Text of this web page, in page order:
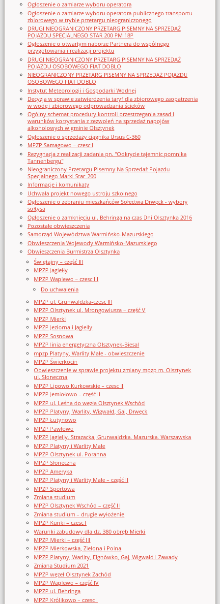
Ogłoszenie o zamiarze wyboru operatora
Ogłoszenie o zamiarze wyboru operatora publicznego transportu
zbiorowego w trybie przetargu nieograniczonego
DRUGI NIEOGRANICZONY PRZETARG PISEMNY NA SPRZEDAŻ
POJAZDU SPECJALNEGO STAR 200 PM 18P
Ogłoszenie o otwartym naborze Partnera do wspólnego
przygotowania i realizacji projektu
DRUGI NIEOGRANICZONY PRZETARG PISEMNY NA SPRZEDAŻ
POJAZDU OSOBOWEGO FIAT DOBLO
NIEOGRANICZONY PRZETARG PISEMNY NA SPRZEDAŻ POJAZDU
OSOBOWEGO FIAT DOBLO
Instytut Meteorologii i Gospodarki Wodnej
Decyzja w sprawie zatwierdzenia taryf dla zbiorowego zaopatrzenia
w wodę i zbiorowego odprowadzania ścieków
Ogólny schemat procedury kontroli przestrzegania zasad i
warunków korzystania z zezwoleń na sprzedaż napojów
alkoholowych w gminie Olsztynek
Ogłoszenie o sprzedaży ciągnika Ursus C-360
MPZP Samagowo – czesc I
Rezygnacja z realizacji zadania pn. "Odkrycie tajemnic pomnika
Tannenbergu"
Nieograniczony Przetargu Pisemny Na Sprzedaż Pojazdu
Specjalnego Marki Star_200
Informacje i komunikaty
Uchwała projekt nowego ustroju szkolnego
Ogłoszenie o zebraniu mieszkańców Sołectwa Drwęck - wybory
sołtysa
Ogłoszenie o zamknięciu ul. Behringa na czas Dni Olsztynka 2016
Pozostałe obwieszczenia
Samorząd Województwa Warmińsko-Mazurskiego
Obwieszczenia Wojewody Warmińsko-Mazurskiego
Obwieszczenia Burmistrza Olsztynka
Świętajny – część III
MPZP Jagiełły
MPZP Waplewo – czesc III
Do uchwalenia
MPZP ul. Grunwaldzka-czesc III
MPZP Olsztynek ul. Mrongowiusza – część V
MPZP Mierki
MPZP Jeziorna i Jagielly
MPZP Sosnowa
MPZP linia energetyczna Olsztynek-Biesal
mpzp Platyny, Warlity Małe - obwieszczenie
MPZP Świerkocin
Obwieszczenie w sprawie projektu zmiany mpzp m. Olsztynek
ul. Słoneczna
MPZP Lipowo Kurkowskie – czesc II
MPZP Jemiołowo – część II
MPZP ul. Leśna do węzła Olsztynek Wschód
MPZP Platyny, Warlity, Wigwałd, Gaj, Drwęck
MPZP Łutynowo
MPZP Pawłowo
MPZP Jagielly, Strazacka, Grunwaldzka, Mazurska, Warszawska
MPZP Platyny i Warlity Małe
MPZP Olsztynek ul. Poranna
MPZP Słoneczna
MPZP Ameryka
MPZP Platyny i Warlity Małe – część II
MPZP Sportowa
Zmiana studium
MPZP Olsztynek Wschód – część II
Zmiana studium – drugie wyłożenie
MPZP Kunki – czesc I
Warunki zabudowy dla dz. 380 obręb Mierki
MPZP Mierki – część III
MPZP Mierkowska, Zielona i Polna
MPZP Platyny, Warlity, Elgnówko, Gaj, Wigwałd i Zawady
Zmiana Studium 2021
MPZP węzeł Olsztynek Zachód
MPZP Waplewo – część IV
MPZP ul. Behringa
MPZP Królikowo – czesc I